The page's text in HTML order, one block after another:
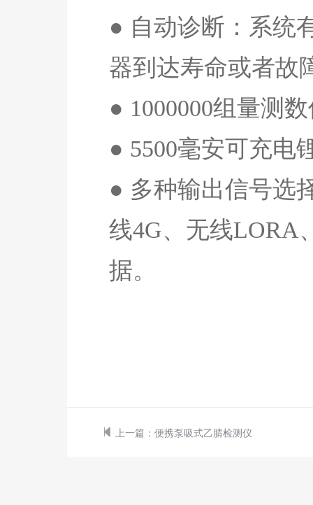
● 自动诊断：系统
器到达寿命或者故
● 1000000组量测
● 5500毫安可充电
● 多种输出信号选
线4G、无线LORA
据。
上一篇： 便携泵吸式乙腈检测仪